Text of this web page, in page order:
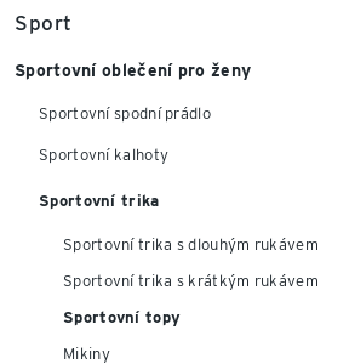
Sport
Sportovní oblečení pro ženy
Sportovní spodní prádlo
Sportovní kalhoty
Sportovní trika
Sportovní trika s dlouhým rukávem
Sportovní trika s krátkým rukávem
Sportovní topy
Mikiny